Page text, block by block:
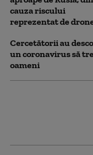
cauza riscului
reprezentat de
Cercetătorii au
un coronavirus să
oameni